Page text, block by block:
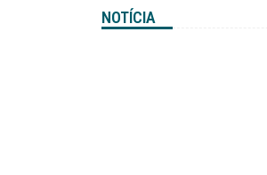
NOTÍCIA